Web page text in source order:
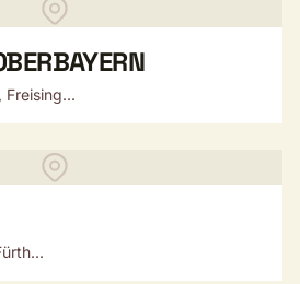
Freising...